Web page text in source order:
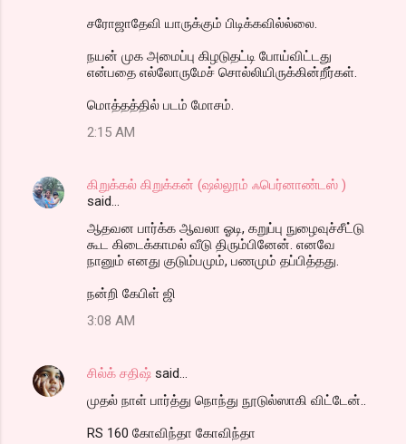
சரோஜாதேவி யாருக்கும் பிடிக்கவில்ல்லை.
நயன் முக அமைப்பு கிழடுதட்டி போய்விட்டது
என்பதை எல்லோருமேச் சொல்லியிருக்கின்றீர்கள்.
மொத்தத்தில் படம் மோசம்.
2:15 AM
கிறுக்கல் கிறுக்கன் (ஷல்லூம் ஃபெர்னாண்டஸ் )
said…
ஆதவன பார்க்க ஆவலா ஓடி, கறுப்பு நுழைவுச்சீட்டு
கூட கிடைக்காமல் வீடு திரும்பினேன். எனவே
நானும் எனது குடும்பமும், பணமும் தப்பித்தது.
நன்றி கேபிள் ஜி
3:08 AM
சில்க் சதிஷ் said…
முதல் நாள் பார்த்து நொந்து நூடுல்ஸாகி விட்டேன்..
RS 160 கோவிந்தா கோவிந்தா